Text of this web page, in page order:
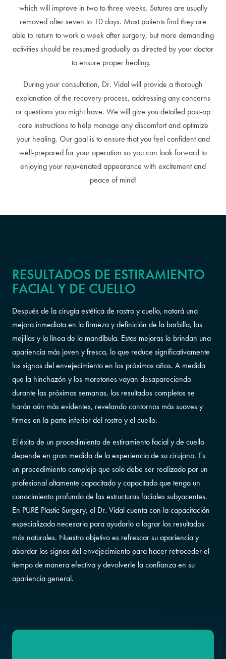
which will improve in two to three weeks. Sutures are usually
removed after seven to 10 days. Most patients find they are
able to return to work a week after surgery, but more demanding
activities should be resumed gradually as directed by your doctor
to ensure proper healing.
During your consultation, Dr. Vidal will provide a thorough
explanation of the recovery process, addressing any concerns
or questions you might have. We will give you detailed post-op
care instructions to help manage any discomfort and optimize
your healing. Our goal is to ensure that you feel confident and
well-prepared for your operation so you can look forward to
enjoying your rejuvenated appearance with excitement and
peace of mind!
RESULTADOS DE ESTIRAMIENTO
FACIAL Y DE CUELLO
Después de la cirugía estética de rostro y cuello, notará una
mejora inmediata en la firmeza y definición de la barbilla, las
mejillas y la línea de la mandíbula. Estas mejoras le brindan una
apariencia más joven y fresca, lo que reduce significativamente
los signos del envejecimiento en los próximos años. A medida
que la hinchazón y los moretones vayan desapareciendo
durante las próximas semanas, los resultados completos se
harán aún más evidentes, revelando contornos más suaves y
firmes en la parte inferior del rostro y el cuello.
El éxito de un procedimiento de estiramiento facial y de cuello
depende en gran medida de la experiencia de su cirujano. Es
un procedimiento complejo que solo debe ser realizado por un
profesional altamente capacitado y capacitado que tenga un
conocimiento profundo de las estructuras faciales subyacentes.
En PURE Plastic Surgery, el Dr. Vidal cuenta con la capacitación
especializada necesaria para ayudarlo a lograr los resultados
más naturales. Nuestro objetivo es refrescar su apariencia y
abordar los signos del envejecimiento para hacer retroceder el
tiempo de manera efectiva y devolverle la confianza en su
apariencia general.